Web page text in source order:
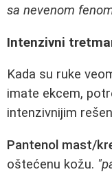
sa nevenom
Intenzivni
Kada su ruke
imate ekcem,
intenzivnijim
Pantenol mast/
oštećenu kožu.